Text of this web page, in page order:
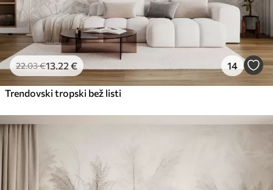
22.03€13.22€ 14
Trendovski tropski bež listi